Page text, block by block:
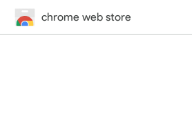
chrome web store